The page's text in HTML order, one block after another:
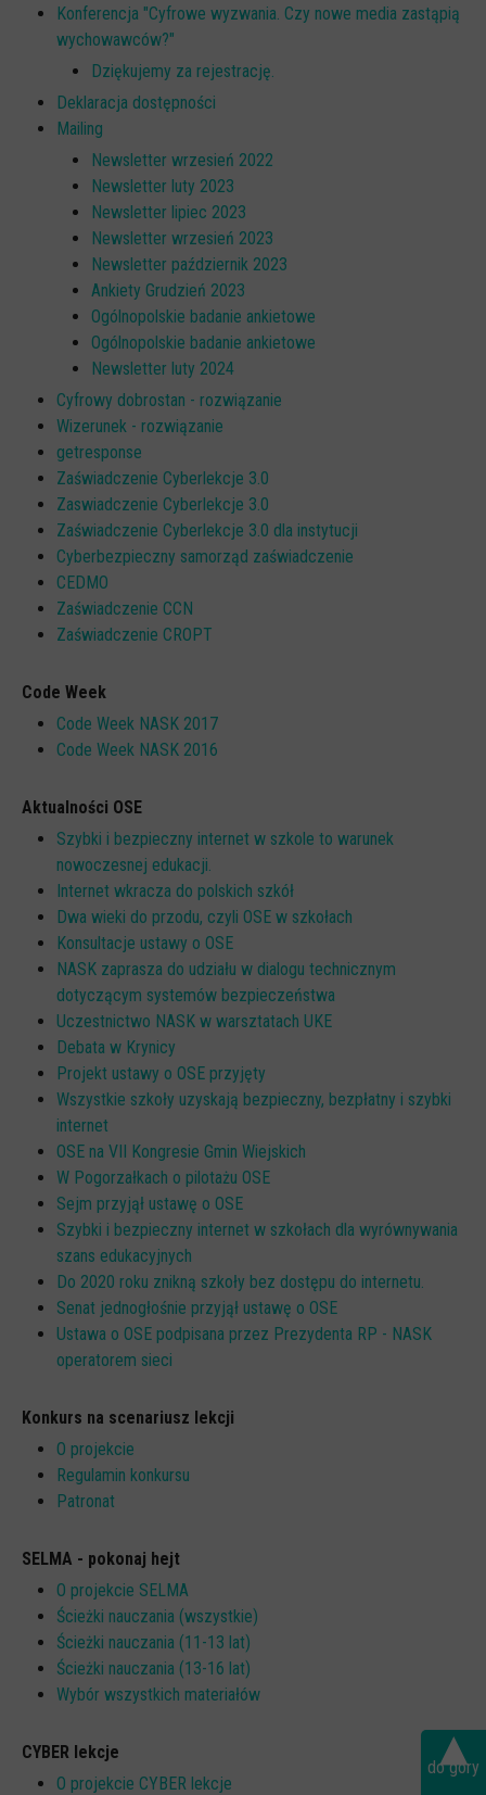
Konferencja "Cyfrowe wyzwania. Czy nowe media zastąpią
wychowawców?"
Dziękujemy za rejestrację.
Deklaracja dostępności
Mailing
Newsletter wrzesień 2022
Newsletter luty 2023
Newsletter lipiec 2023
Newsletter wrzesień 2023
Newsletter październik 2023
Ankiety Grudzień 2023
Ogólnopolskie badanie ankietowe
Ogólnopolskie badanie ankietowe
Newsletter luty 2024
Cyfrowy dobrostan - rozwiązanie
Wizerunek - rozwiązanie
getresponse
Zaświadczenie Cyberlekcje 3.0
Zaswiadczenie Cyberlekcje 3.0
Zaświadczenie Cyberlekcje 3.0 dla instytucji
Cyberbezpieczny samorząd zaświadczenie
CEDMO
Zaświadczenie CCN
Zaświadczenie CROPT
Code Week
Code Week NASK 2017
Code Week NASK 2016
Aktualności OSE
Szybki i bezpieczny internet w szkole to warunek
nowoczesnej edukacji.
Internet wkracza do polskich szkół
Dwa wieki do przodu, czyli OSE w szkołach
Konsultacje ustawy o OSE
NASK zaprasza do udziału w dialogu technicznym
dotyczącym systemów bezpieczeństwa
Uczestnictwo NASK w warsztatach UKE
Debata w Krynicy
Projekt ustawy o OSE przyjęty
Wszystkie szkoły uzyskają bezpieczny, bezpłatny i szybki
internet
OSE na VII Kongresie Gmin Wiejskich
W Pogorzałkach o pilotażu OSE
Sejm przyjął ustawę o OSE
Szybki i bezpieczny internet w szkołach dla wyrównywania
szans edukacyjnych
Do 2020 roku znikną szkoły bez dostępu do internetu.
Senat jednogłośnie przyjął ustawę o OSE
Ustawa o OSE podpisana przez Prezydenta RP - NASK
operatorem sieci
Konkurs na scenariusz lekcji
O projekcie
Regulamin konkursu
Patronat
SELMA - pokonaj hejt
O projekcie SELMA
Ścieżki nauczania (wszystkie)
Ścieżki nauczania (11-13 lat)
Ścieżki nauczania (13-16 lat)
Wybór wszystkich materiałów
CYBER lekcje
O projekcie CYBER lekcje
▴
do góry